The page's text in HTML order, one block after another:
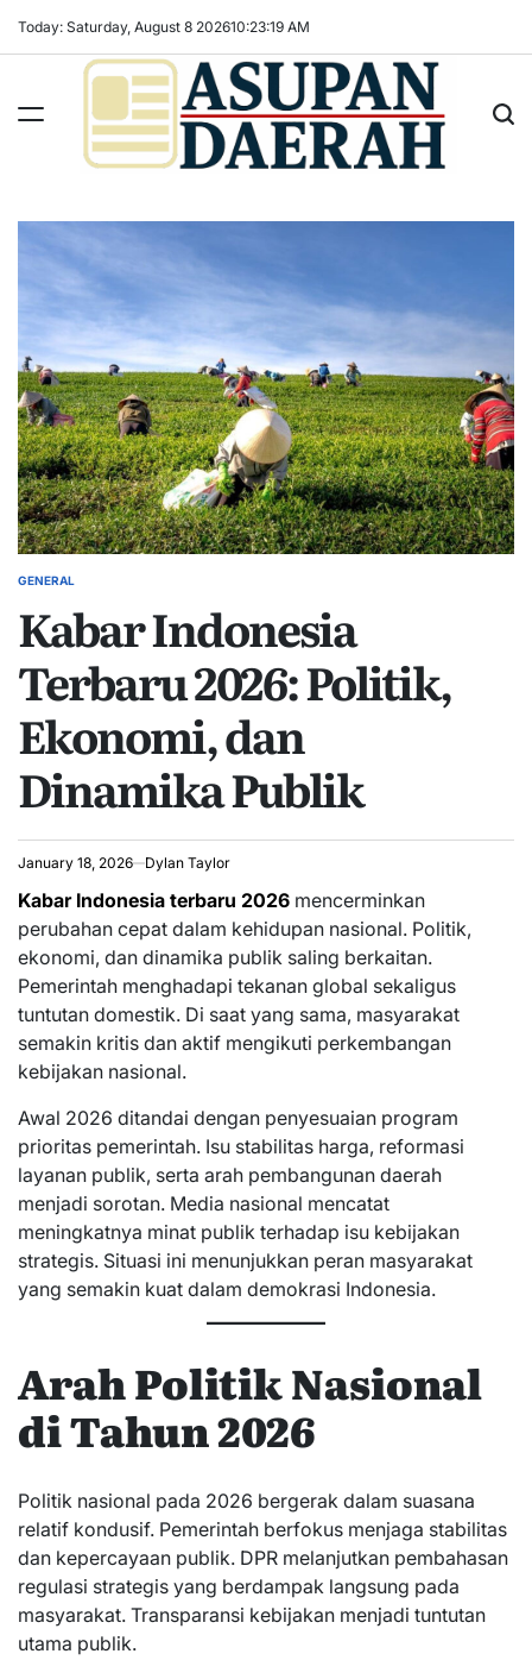
Today: Saturday, August 8 202610:23:20 AM
terViral
untuk
Daerah
Sekitarnya
POSTED
GENERAL
Kabar Indonesia
Terbaru 2026: Politik,
Ekonomi, dan
Dinamika Publik
January 18, 2026 Dylan Taylor
Kabar Indonesia terbaru 2026 mencerminkan
perubahan cepat dalam kehidupan nasional. Politik,
ekonomi, dan dinamika publik saling berkaitan.
Pemerintah menghadapi tekanan global sekaligus
tuntutan domestik. Di saat yang sama, masyarakat
semakin kritis dan aktif mengikuti perkembangan
kebijakan nasional.
Awal 2026 ditandai dengan penyesuaian program
prioritas pemerintah. Isu stabilitas harga, reformasi
layanan publik, serta arah pembangunan daerah
menjadi sorotan. Media nasional mencatat
meningkatnya minat publik terhadap isu kebijakan
strategis. Situasi ini menunjukkan peran masyarakat
yang semakin kuat dalam demokrasi Indonesia.
Arah Politik Nasional
di Tahun 2026
Politik nasional pada 2026 bergerak dalam suasana
relatif kondusif. Pemerintah berfokus menjaga stabilitas
dan kepercayaan publik. DPR melanjutkan pembahasan
regulasi strategis yang berdampak langsung pada
masyarakat. Transparansi kebijakan menjadi tuntutan
utama publik.